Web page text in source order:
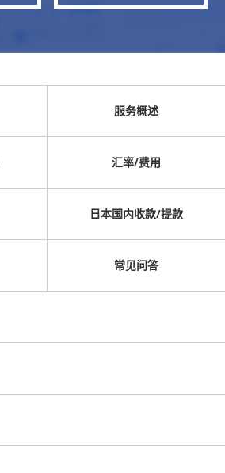
服务概述
汇率/费用
日本国内收款/提款
常见问答